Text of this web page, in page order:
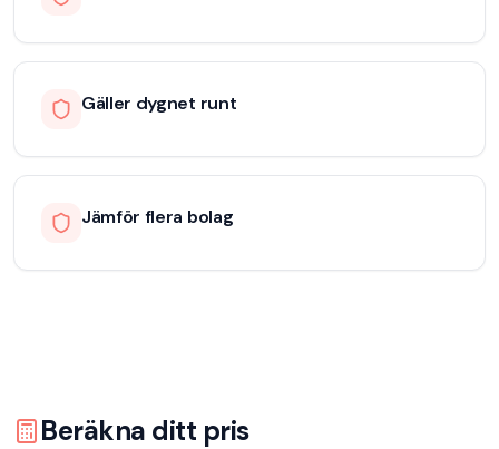
Gäller dygnet runt
Jämför flera bolag
Beräkna ditt pris